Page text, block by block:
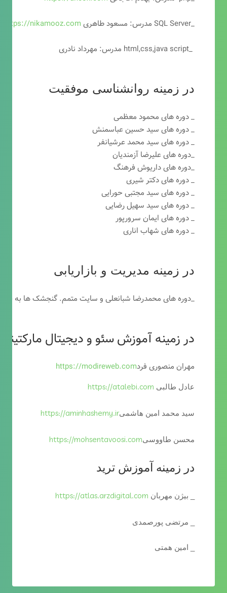
_SQL Server مدرس: مسعود طاهری
https://nikamooz.com
_html,css,java script مدرس: مهرداد نادری
در زمینه روانشناسی موفقیت
_ دوره های محمود معظمی
_ دوره های سید حسین عباسمنش
_ دوره های سید محمد عرشیانفر
_دوره های علیرضا آزمندیان
_دوره های داریوش فرهنگ
_ دوره های دکتر شیری
_ دوره های سید مجتبی حورایی
_ دوره های سید سهیل رضایی
_ دوره های ایمان سرورپور
_ دوره های شهاب اناری
در زمینه مدیریت و بازاریابی
_دوره های محمدرضا شبانعلی و سایت متمم. گنجشک ها به
در زمینه آموزش سئو و دیجیتال
مهران منصوری فردhttps://modireweb.com
عادل طالبی https://atalebi.com
سید محمد امین هاشمیhttps://aminhashemy.ir
محسن طاووسیhttps://mohsentavoosi.com
در زمینه آموزش ترید
_ بیژن مهربان https://atlas.arzdigital.com
_ مرتضی پورصمدی
_ امین همتی